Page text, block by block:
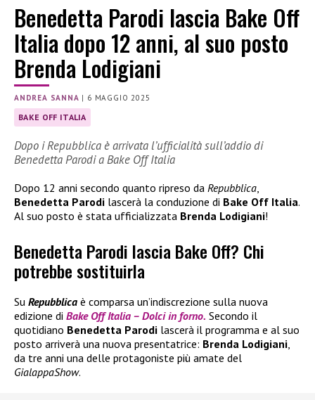
Benedetta Parodi lascia Bake Off
Italia dopo 12 anni, al suo posto
Brenda Lodigiani
ANDREA SANNA | 6 MAGGIO 2025
BAKE OFF ITALIA
Dopo i Repubblica è arrivata l’ufficialità sull’addio di
Benedetta Parodi a Bake Off Italia
Dopo 12 anni secondo quanto ripreso da Repubblica
Benedetta Parodi lascerà la conduzione di Bake Off Italia.
Al suo posto è stata ufficializzata Brenda Lodigiani!
Benedetta Parodi lascia Bake Off? Chi
potrebbe sostituirla
Su Repubblica è comparsa un’indiscrezione sulla nuova
edizione di Bake Off Italia – Dolci in forno. Secondo il
quotidiano Benedetta Parodi lascerà il programma e al suo
posto arriverà una nuova presentatrice: Brenda Lodigiani,
da tre anni una delle protagoniste più amate del
GialappaShow.